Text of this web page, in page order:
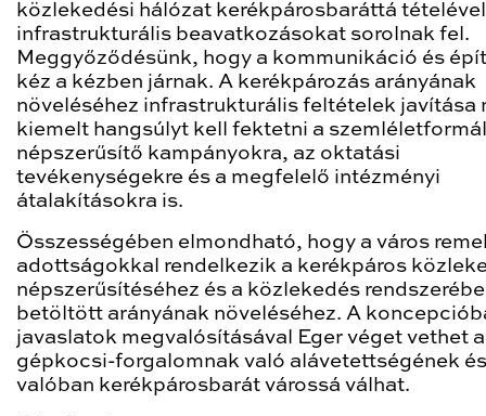
közlekedési hálózat kerékpárosbaráttá
infrastrukturális beavatkozásokat sorolnak fel.
Meggyőződésünk, hogy a kommunikáció és
kéz a kézben járnak. A kerékpározás arányának
növeléséhez infrastrukturális feltételek javítása
kiemelt hangsúlyt kell fektetni a
népszerűsítő kampányokra, az oktatási
tevékenységekre és a megfelelő intézményi
átalakításokra is.
Összességében elmondható, hogy a város
adottságokkal rendelkezik a kerékpáros
népszerűsítéséhez és a közlekedés
betöltött arányának növeléséhez. A
javaslatok megvalósításával Eger véget vethet a
gépkocsi-forgalomnak való alávetettségének és
valóban kerékpárosbarát várossá válhat.